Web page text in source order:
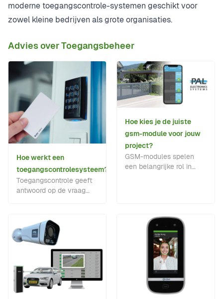
moderne toegangscontrole-systemen geschikt voor
zowel kleine bedrijven als grote organisaties.
Advies over Toegangsbeheer
Hoe werkt een
toegangscontrolesysteem?
Toegangscontrole geeft
antwoord op de vraag
mag betreden.
Hoe kies je de juiste
gsm-module voor jouw
project?
GSM-modules spelen
een belangrijke rol in